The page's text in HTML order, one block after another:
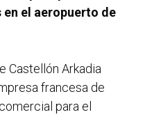
el aeropuerto de
Castellón Arkadia
francesa de
para el